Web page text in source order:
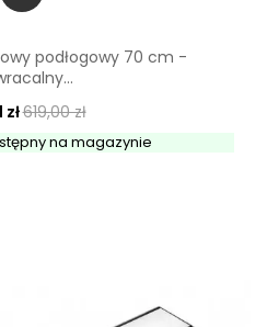
podłogowy 70 cm -
zł619,00 zł
na magazynie